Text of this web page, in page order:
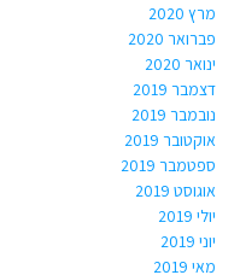
מרץ 2020
פברואר 2020
ינואר 2020
דצמבר 2019
נובמבר 2019
אוקטובר 2019
ספטמבר 2019
אוגוסט 2019
יולי 2019
יוני 2019
מאי 2019